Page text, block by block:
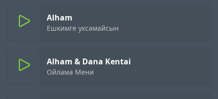
Alham
Ешкимге уксамайсын
Alham & Dana Kentai
Ойлама Мени